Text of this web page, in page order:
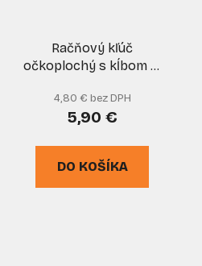
Račňový kľúč
očkoplochý s kĺbom 14
4,80 € bez DPH
5,90 €
DO KOŠÍKA